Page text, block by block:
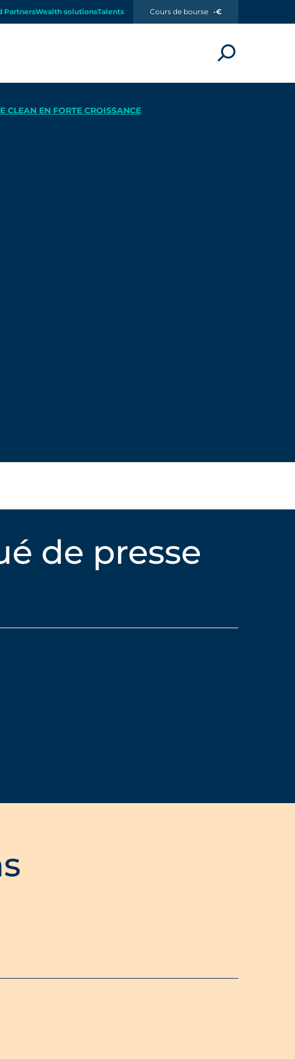
PartnersWealth solutionsTalents Cours de bourse -€
CLEAN EN FORTE CROISSANCE
de presse